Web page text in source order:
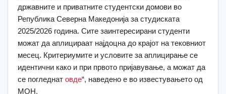
државните и приватните студентски домови во
Република Северна Македонија за студиската
2025/2026 година. Сите заинтересирани студенти
можат да аплицираат најдоцна до крајот на тековниот
месец. Критериумите и условите за аплицирање се
идентични како и при првото пријавување, а можат да
се погледнат овде“, наведено е во известувањето од
МОН.